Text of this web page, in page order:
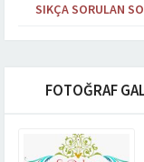
SIKÇA SORULAN
FOTOĞRAF